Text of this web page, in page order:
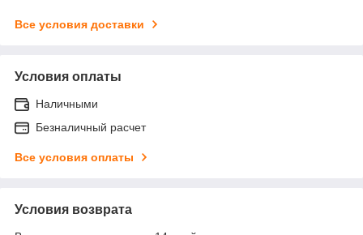
Все условия доставки
Условия оплаты
Наличными
Безналичный расчет
Все условия оплаты
Условия возврата